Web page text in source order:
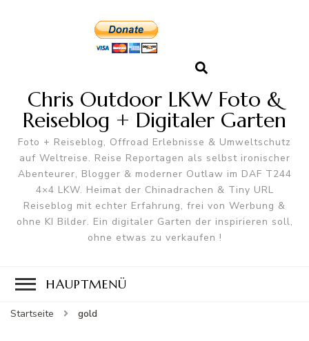
Chris Outdoor LKW Foto &
Reiseblog + Digitaler Garten
Foto + Reiseblog, Offroad Erlebnisse & Umweltschutz
auf Weltreise. Reise Reportagen als selbst ironischer
Abenteurer, Blogger & moderner Outlaw im DAF T244
4×4 LKW. Heimat der Chinadrachen & Tiny URL
Reiseblog mit echter Erfahrung, frei von Werbung &
ohne KI Bilder. Ein digitaler Garten der inspirieren soll,
ohne etwas zu verkaufen !
HAUPTMENÜ
Startseite gold